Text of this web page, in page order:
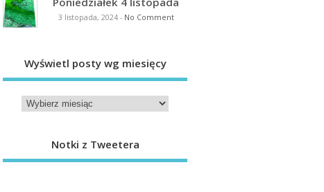
3 listopada, 2024- No Comment
Wyświetl posty wg miesięcy
Notki z Tweetera